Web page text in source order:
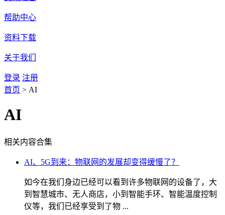
帮助中心
资料下载
关于我们
登录 注册
首页 > AI
AI
相关内容合集
AI、5G到来：物联网的发展却变得缓慢了？
如今在我们身边已经可以看到许多物联网的设备了，大
到智慧城市、无人商店，小到智能手环、智能温度控制
仪等，我们已经享受到了物 ...